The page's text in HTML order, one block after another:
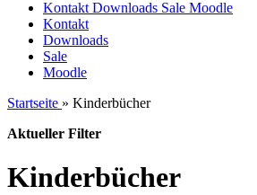
Kontakt Downloads Sale Moodle
Kontakt
Downloads
Sale
Moodle
Startseite » Kinderbücher
Aktueller Filter
Kinderbücher